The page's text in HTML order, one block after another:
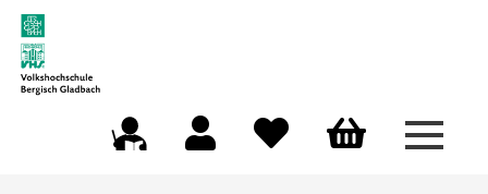
Menü